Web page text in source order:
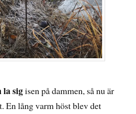
la sigisen på dammen, så nu är
En lång varm höst blev det